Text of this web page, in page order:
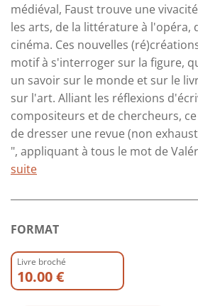
médiéval, Faust trouve une
les arts, de la littérature à l'opéra,
cinéma. Ces nouvelles
motif à s'interroger sur la figure,
un savoir sur le monde et sur le
sur l'art. Alliant les réflexions
compositeurs et de chercheurs,
de dresser une revue (non
", appliquant à tous le mot de
suite
FORMAT
Livre broché
10.00 €